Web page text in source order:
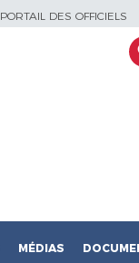
PORTAIL DES OFFICIELS
MÉDIAS